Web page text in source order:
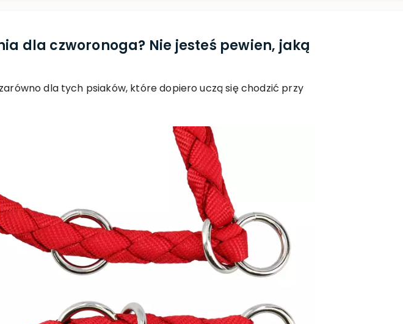
dla czworonoga? Nie jesteś pewien, jaką
dla tych psiaków, które dopiero uczą się chodzić przy